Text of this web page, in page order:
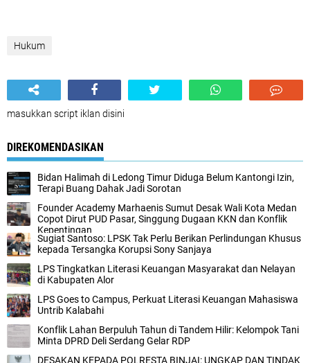
Hukum
masukkan script iklan disini
DIREKOMENDASIKAN
Bidan Halimah di Ledong Timur Diduga Belum Kantongi Izin,
Terapi Buang Dahak Jadi Sorotan
Founder Academy Marhaenis Sumut Desak Wali Kota Medan
Copot Dirut PUD Pasar, Singgung Dugaan KKN dan Konflik
Kepentingan
Sugiat Santoso: LPSK Tak Perlu Berikan Perlindungan Khusus
kepada Tersangka Korupsi Sony Sanjaya
LPS Tingkatkan Literasi Keuangan Masyarakat dan Nelayan
di Kabupaten Alor
LPS Goes to Campus, Perkuat Literasi Keuangan Mahasiswa
Untrib Kalabahi
Konflik Lahan Berpuluh Tahun di Tandem Hilir: Kelompok Tani
Minta DPRD Deli Serdang Gelar RDP
DESAKAN KEPADA POLRESTA BINJAI: UNGKAP DAN TINDAK